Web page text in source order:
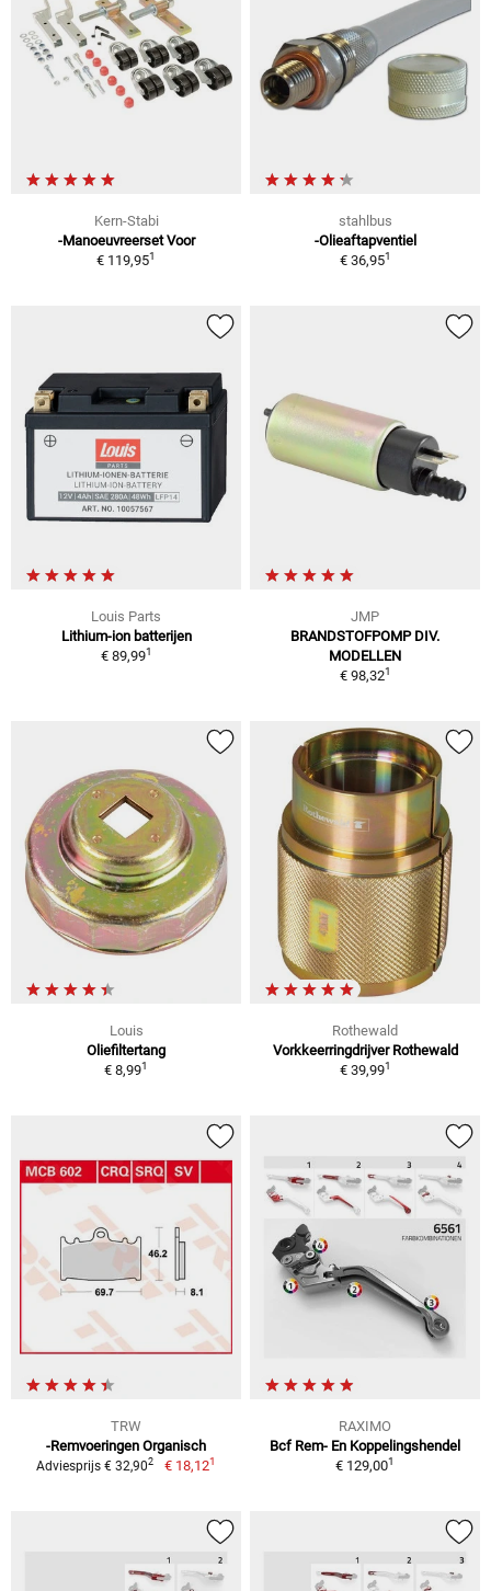
Kern-Stabi
-Manoeuvreerset Voor
€ 119,951
stahlbus
-Olieaftapventiel
€ 36,951
Louis Parts
Lithium-ion batterijen
€ 89,991
JMP
BRANDSTOFPOMP DIV.
MODELLEN
€ 98,321
Louis
Oliefiltertang
€ 8,991
Rothewald
Vorkkeerringdrijver Rothewald
€ 39,991
TRW
-Remvoeringen Organisch
Adviesprijs € 32,902 € 18,121
RAXIMO
Bcf Rem- En Koppelingshendel
€ 129,001